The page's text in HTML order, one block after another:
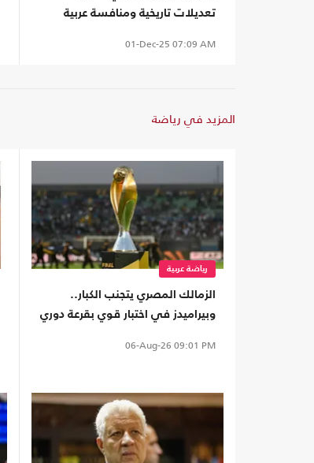
تعديلات تاريخية ومنافسة عربية
01-Dec-25 07:09 AM
المزيد في رياضة
رياضة عربية
الزمالك المصري يتجنب الكبار..
وبيراميدز في اختبار قوي بقرعة دوري
06-Aug-26 09:01 PM